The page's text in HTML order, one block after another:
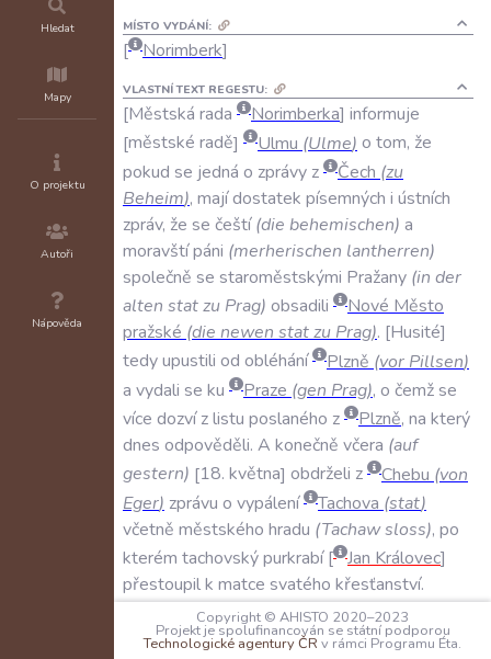
Hledat
Mapy
O projektu
Autoři
Nápověda
MÍSTO VYDÁNÍ:
Norimberk
VLASTNÍ TEXT REGESTU:
Městská rada Norimberka informuje
městské radě Ulmu (Ulme) o tom, že
pokud se jedná o zprávy z Čech (zu
Beheim), majídostatek písemných i ústních
zpráv, že se čeští(die behemischen) a
moravštípáni (merherischen lantherren)
společně se staroměstskými Pražany (in der
alten statzu Prag) obsadili Nové Město
pražské (die newen statzu Prag). Husité
tedyupustili od obléhání Plzně (vor Pillsen)
a vydali se ku Praze (gen Prag), o čemžse
více dozví zlistu poslaného z Plzně, na který
dnes odpověděli. A konečně včera (auf
gestern) 18. května obdrželi z Chebu (von
Eger) zprávu o vypálení Tachova (stat)
včetně městského hradu (Tachawsloss), po
kterém tachovskýpurkrabí Jan Královec
přestoupilk matce svatého křesťanství.
SVĚDKOVÉ:
N/A
Copyright © AHISTO 2020–2023
Projekt je spolufinancován se státní podporou
Technologické agentury ČR v rámci Programu Éta.